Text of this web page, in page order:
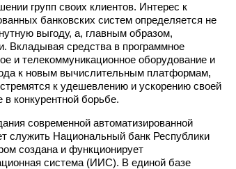
групп своих клиентов. Интерес к
банковских систем определяется не
выгоду, а, главным образом,
Вкладывая средства в программное
и телекоммуникационное оборудование и
к новым вычислительным платформам,
к удешевлению и ускорению своей
конкурентной борьбе.
современной автоматизированной
служить Национальный банк Республики
создана и функционирует
система (ИИС). В единой базе